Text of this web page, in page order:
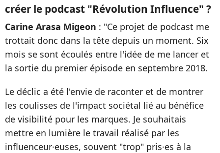
créer le podcast "Révolution Influence" ?
Carine Arasa Migeon : "Ce projet de podcast me
trottait donc dans la tête depuis un moment. Six
mois se sont écoulés entre l'idée de me lancer et
la sortie du premier épisode en septembre 2018.
Le déclic a été l'envie de raconter et de montrer
les coulisses de l'impact sociétal lié au bénéfice
de visibilité pour les marques. Je souhaitais
mettre en lumière le travail réalisé par les
influenceur·euses, souvent "trop" pris·es à la